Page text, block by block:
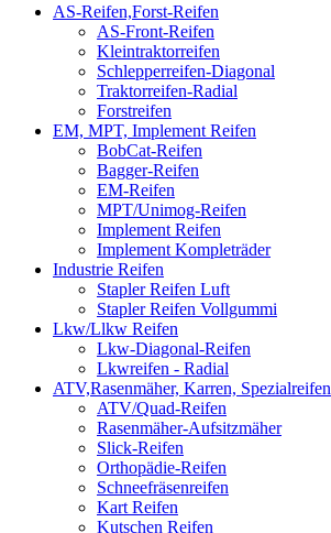
AS-Reifen,Forst-Reifen
AS-Front-Reifen
Kleintraktorreifen
Schlepperreifen-Diagonal
Traktorreifen-Radial
Forstreifen
EM, MPT, Implement Reifen
BobCat-Reifen
Bagger-Reifen
EM-Reifen
MPT/Unimog-Reifen
Implement Reifen
Implement Kompleträder
Industrie Reifen
Stapler Reifen Luft
Stapler Reifen Vollgummi
Lkw/Llkw Reifen
Lkw-Diagonal-Reifen
Lkwreifen - Radial
ATV,Rasenmäher, Karren, Spezialreifen
ATV/Quad-Reifen
Rasenmäher-Aufsitzmäher
Slick-Reifen
Orthopädie-Reifen
Schneefräsenreifen
Kart Reifen
Kutschen Reifen